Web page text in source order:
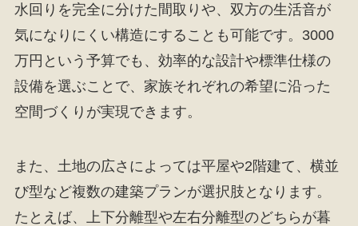
水回りを完全に分けた間取りや、双方の生活音が
気になりにくい構造にすることも可能です。3000
万円という予算でも、効率的な設計や標準仕様の
設備を選ぶことで、家族それぞれの希望に沿った
空間づくりが実現できます。
また、土地の広さによっては平屋や2階建て、横並
び型など複数の建築プランが選択肢となります。
たとえば、上下分離型や左右分離型のどちらが暮